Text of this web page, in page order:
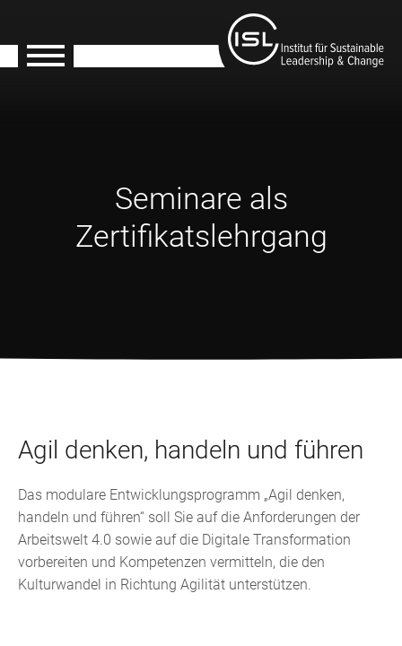
Seminare als
Zertifikatslehrgang
Agil denken, handeln und führen
Das modulare Entwicklungsprogramm „Agil denken,
handeln und führen“ soll Sie auf die Anforderungen der
Arbeitswelt 4.0 sowie auf die Digitale Transformation
vorbereiten und Kompetenzen vermitteln, die den
Kulturwandel in Richtung Agilität unterstützen.